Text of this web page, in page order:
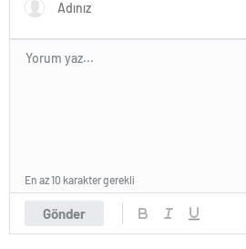
Gönder
En az 10 karakter gerekli